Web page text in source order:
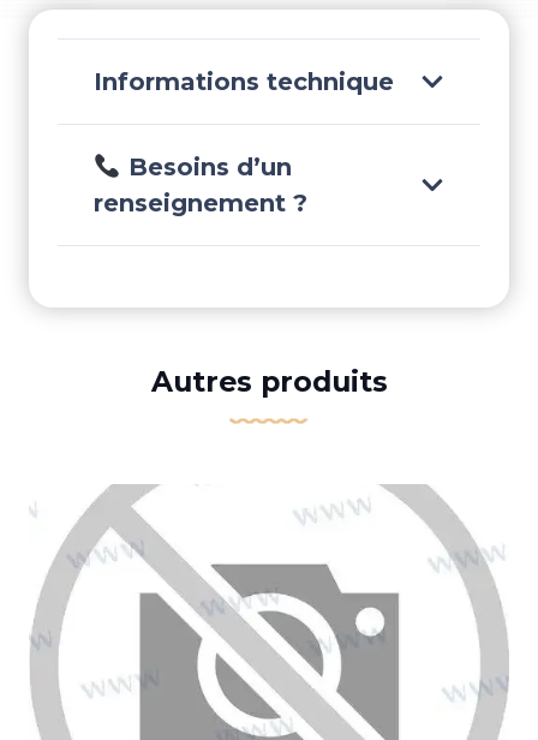
1P.
Informations technique
Besoins d’un
renseignement ?
Autres produits